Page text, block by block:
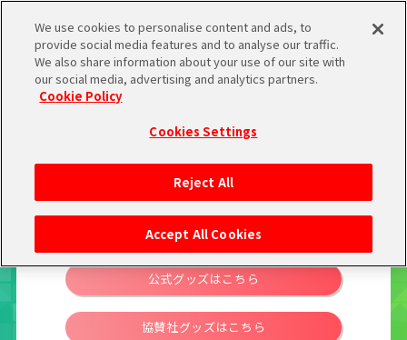
事前物販情報
販売期間
2022年3月12日(土)10:00 〜 3月21日(月・祝)（予定）
公式グッズはこちら
協賛社グッズはこちら
We use cookies to personalise content and ads, to
provide social media features and to analyse our traffic.
We also share information about your use of our site with
our social media, advertising and analytics partners.
Cookie Policy
Cookies Settings
Reject All
Accept All Cookies